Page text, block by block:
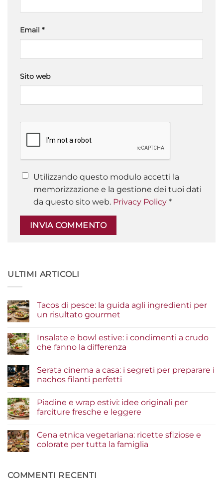
Email *
Sito web
Utilizzando questo modulo accetti la
memorizzazione e la gestione dei tuoi dati
da questo sito web. Privacy Policy *
ULTIMI ARTICOLI
Tacos di pesce: la guida agli ingredienti per
un risultato gourmet
su
Tacos
di
guida
ingredienti
risultato
gourmet
Insalate e bowl estive: i condimenti a crudo
che fanno la differenza
su
Insalate
e
condimenti
a
fanno
differenza
Serata cinema a casa: i segreti per preparare i
nachos filanti perfetti
su
Serata
cinema
i
segreti
per
filanti
perfetti
Piadine e wrap estivi: idee originali per
farciture fresche e leggere
su
Piadine
e
originali
per
Cena etnica vegetariana: ricette sfiziose e
colorate per tutta la famiglia
Cena
etnica
COMMENTI RECENTI